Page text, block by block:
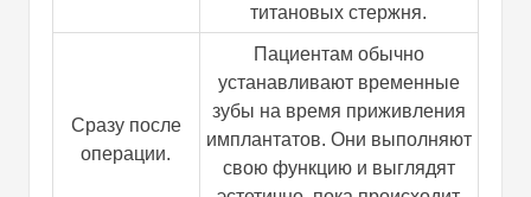
титановых стержня.
Сразу после
операции.
Пациентам обычно
устанавливают временные
зубы на время приживления
имплантатов. Они выполняют
свою функцию и выглядят